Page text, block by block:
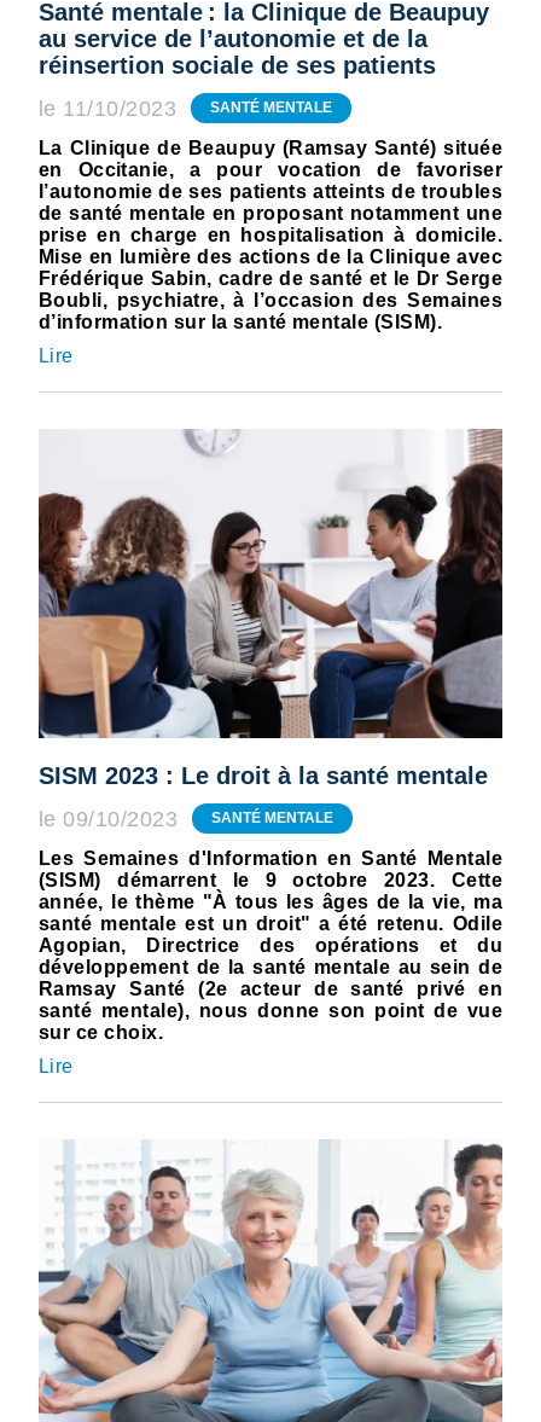
Santé mentale : la Clinique de Beaupuy
au service de l’autonomie et de la
réinsertion sociale de ses patients
le 11/10/2023 SANTÉ MENTALE
La Clinique de Beaupuy (Ramsay Santé) située
en Occitanie, a pour vocation de favoriser
l’autonomie de ses patients atteints de troubles
de santé mentale en proposant notamment une
prise en charge en hospitalisation à domicile.
Mise en lumière des actions de la Clinique avec
Frédérique Sabin, cadre de santé et le Dr Serge
Boubli, psychiatre, à l’occasion des Semaines
d’information sur la santé mentale (SISM).
Lire
SISM 2023 : Le droit à la santé mentale
le 09/10/2023 SANTÉ MENTALE
Les Semaines d'Information en Santé Mentale
(SISM) démarrent le 9 octobre 2023. Cette
année, le thème "À tous les âges de la vie, ma
santé mentale est un droit" a été retenu. Odile
Agopian, Directrice des opérations et du
développement de la santé mentale au sein de
Ramsay Santé (2e acteur de santé privé en
santé mentale), nous donne son point de vue
sur ce choix.
Lire